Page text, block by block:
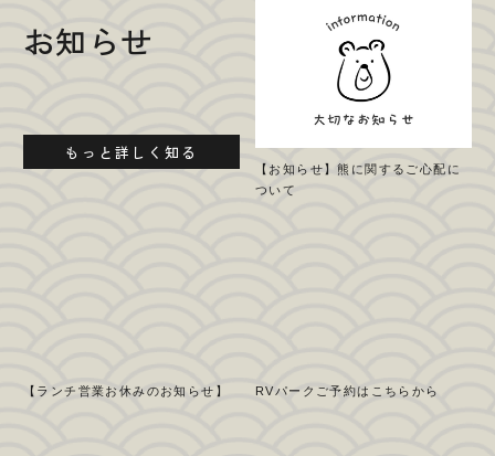
お知らせ
もっと詳しく知る
【お知らせ】熊に関するご心配に
ついて
【ランチ営業お休みのお知らせ】 RVパークご予約はこちらから